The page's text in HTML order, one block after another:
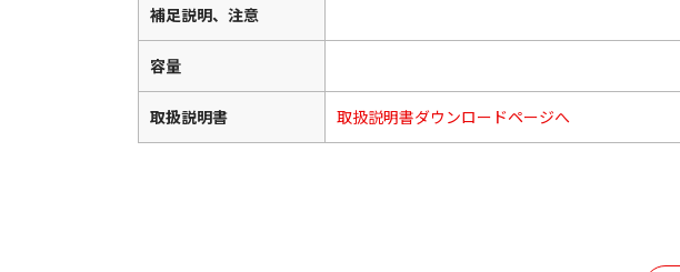
補足説明、注意
容量
取扱説明書 取扱説明書ダウンロードページへ